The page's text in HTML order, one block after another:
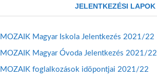
JELENTKEZÉSI LAPOK
MOZAIK Magyar Iskola Jelentkezés 2021/22
MOZAIK Magyar Óvoda Jelentkezés 2021/22
MOZAIK foglalkozások idöpontjai 2021/22